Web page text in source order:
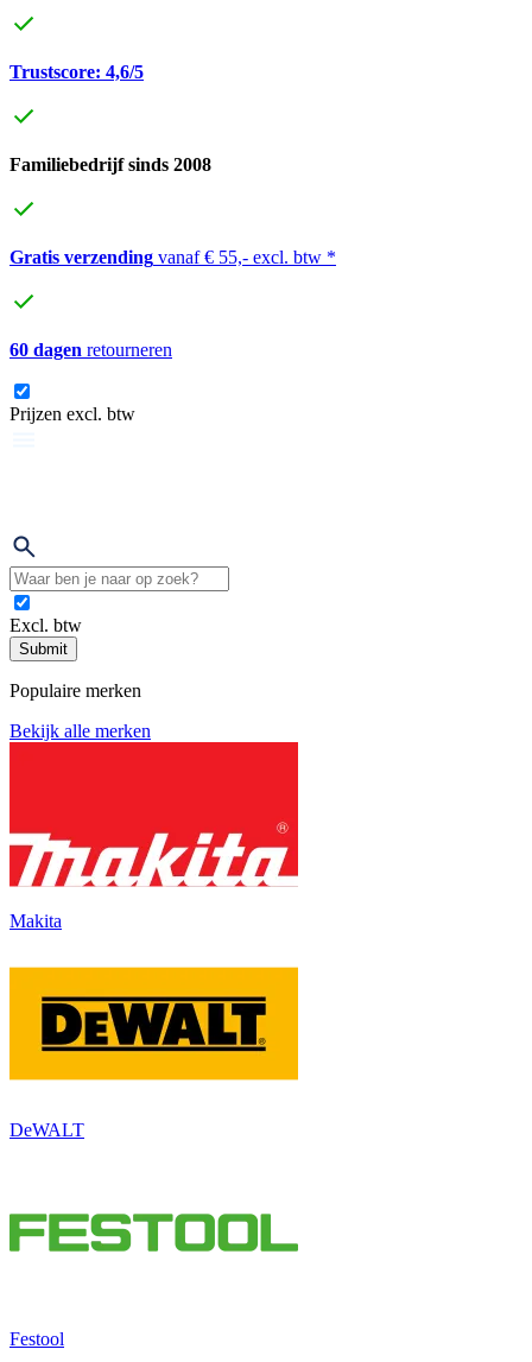
Trustscore: 4,6/5
Familiebedrijf sinds 2008
Gratis verzending vanaf € 55,- excl. btw *
60 dagen retourneren
Prijzen excl. btw
Excl. btw
Submit
Populaire merken
Bekijk alle merken
Makita
DeWALT
Festool